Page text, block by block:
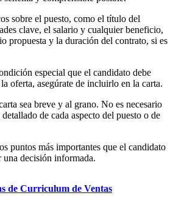
sobre el puesto, como el título del
clave, el salario y cualquier beneficio,
propuesta y la duración del contrato, si es
especial que el candidato debe
oferta, asegúrate de incluirlo en la carta.
sea breve y al grano. No es necesario
de cada aspecto del puesto o de
puntos más importantes que el candidato
una decisión informada.
de Curriculum de Ventas